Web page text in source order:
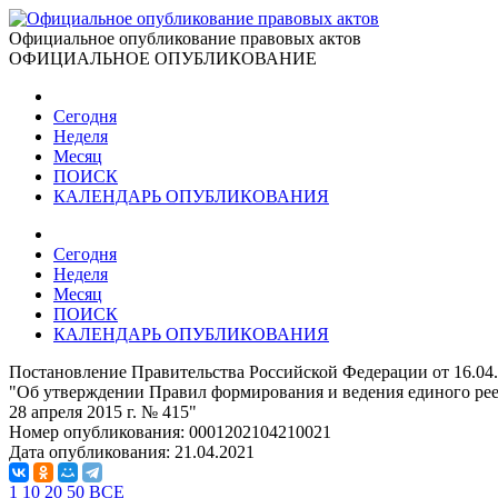
Официальное опубликование правовых актов
ОФИЦИАЛЬНОЕ ОПУБЛИКОВАНИЕ
Сегодня
Неделя
Месяц
ПОИСК
КАЛЕНДАРЬ ОПУБЛИКОВАНИЯ
Сегодня
Неделя
Месяц
ПОИСК
КАЛЕНДАРЬ ОПУБЛИКОВАНИЯ
Постановление Правительства Российской Федерации от
"Об утверждении Правил формирования и ведения единого
28 апреля 2015 г. № 415"
Номер опубликования: 0001202104210021
Дата опубликования: 21.04.2021
1 10 20 50 ВСЕ